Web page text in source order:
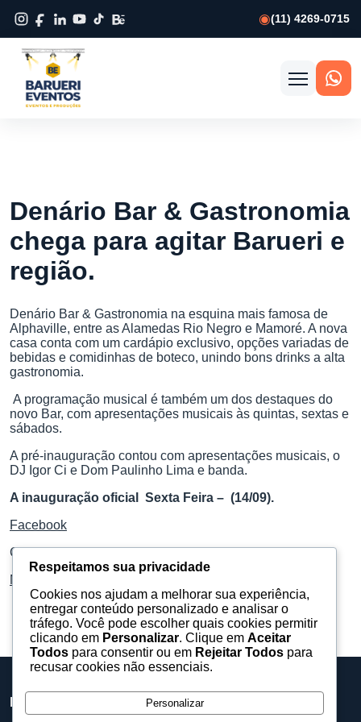
(11) 4269-0715
Abrir
Denário Bar & Gastronomia
chega para agitar Barueri e
região.
Denário Bar & Gastronomia na esquina mais famosa de
Alphaville, entre as Alamedas Rio Negro e Mamoré. A nova
casa conta com um cardápio exclusivo, opções variadas de
bebidas e comidinhas de boteco, unindo bons drinks a alta
gastronomia.
A programação musical é também um dos destaques do
novo Bar, com apresentações musicais às quintas, sextas e
sábados.
A pré-inauguração contou com apresentações musicais, o
DJ Igor Ci e Dom Paulinho Lima e banda.
A inauguração oficial Sexta Feira – (14/09).
Facebook
Confira algumas fotos do local e venha conhecer.
Mais fotos
Respeitamos sua privacidade
Cookies nos ajudam a melhorar sua experiência,
entregar conteúdo personalizado e analisar o
tráfego. Você pode escolher quais cookies permitir
clicando em Personalizar. Clique em Aceitar
Todos para consentir ou em Rejeitar Todos para
recusar cookies não essenciais.
Personalizar